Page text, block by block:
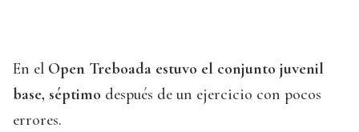
En el Open Treboada estuvo el conjunto juvenil
base, séptimo después de un ejercicio con pocos
errores.